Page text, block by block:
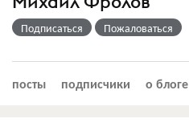
Подписаться Пожаловаться
посты подписчики о блоге